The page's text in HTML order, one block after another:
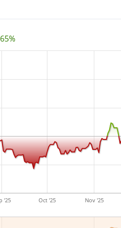
'25 Oct '25 Nov '25